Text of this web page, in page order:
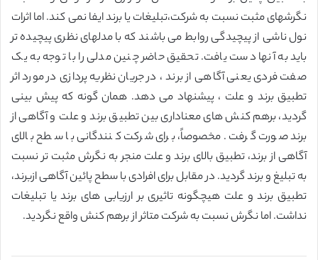
نگرشهای مثبت نسبت به شرکت،تبلیغات یا برند ایفا نمی کند. اما اثرات
نول ناشی از پیچیدگی روابط می باشند که با مدلهای نظری پیچیده تر
باید به آنها دست یافت. تحقیق حاضر چنین مدلی را با توجه به یک
صفت فردی یعنی آگاهی از برند ، در جریان نظریه پردازی در مورد اثر
تطبیق برند و علت ، پیشنهاد می دهد. همان گونه که پیش بینی
گردید، برهم کنش های معناداری بین تطبیق برند و علت و آگاهی از
برند صورت گرفت .مخصوصاً، برای شرکت کنندگانی با سطح بالای
آگاهی از برند، تطبیق بالای برند و علت منجر به نگرش مثبت تر نسبت
به تبلیغ و برند گردید. در مقابل برای افرادی با سطح پائین آگاهی ازبرند،
تطبیق برند و علت هیچگونه تاثیری بر ارزیابی های برند یا تبلیغات
نداشت. اما نگرش نسبت به شرکت متاثر از برهم کنش واقع نگردید.